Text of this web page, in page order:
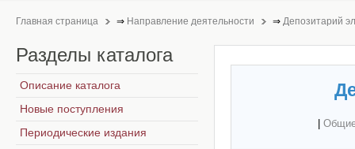
Главная страница ⇒ Направление деятельности ⇒ Депозитарий
Разделы каталога
Описание каталога
Новые поступления
Периодические издания